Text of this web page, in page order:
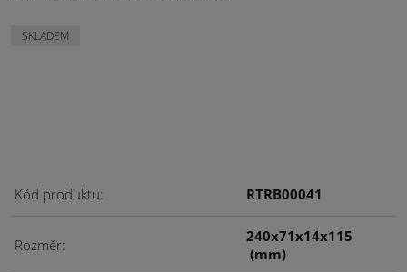
SKLADEM
Kód produktu RTRB00041
Rozměr
240x71x14x115
(mm)